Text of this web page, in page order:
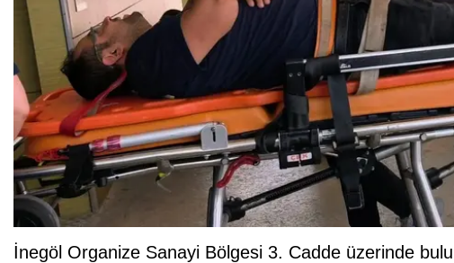
İnegöl Organize Sanayi Bölgesi 3. Cadde üzerinde